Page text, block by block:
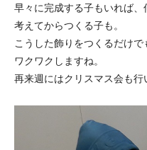
早々に完成する子もいれば
考えてからつくる子も。
こうした飾りをつくるだけ
ワクワクしますね。
再来週にはクリスマス会も行